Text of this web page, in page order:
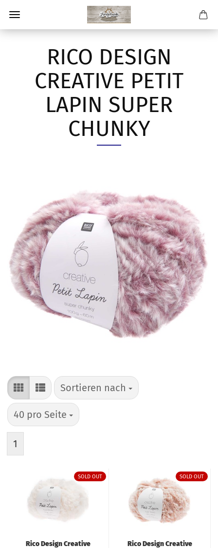
RICO DESIGN
CREATIVE PETIT
LAPIN SUPER
CHUNKY
Sortieren nach
Sortieren nach
40 pro Seite
pro Seite
1
SOLD OUT
Rico Design Creative
SOLD OUT
Rico Design Creative